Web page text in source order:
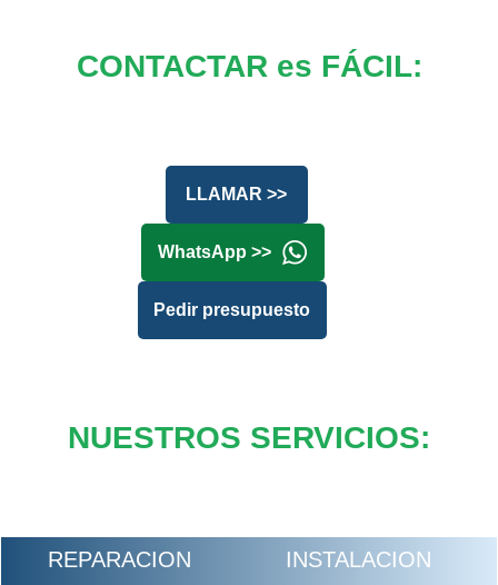
CONTACTAR es FÁCIL:
LLAMAR >>
WhatsApp >>
Pedir presupuesto
NUESTROS SERVICIOS:
REPARACION
INSTALACION